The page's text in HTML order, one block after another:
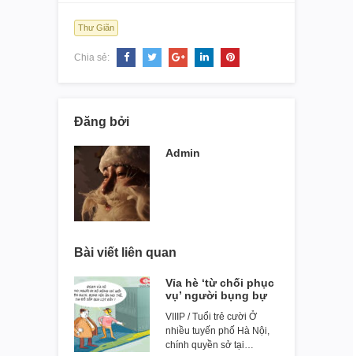
Thư Giãn
Chia sẻ:
Đăng bởi
Admin
Bài viết liên quan
Vỉa hè ‘từ chối phục
vụ’ người bụng bự
VIIIP / Tuổi trẻ cười Ở
nhiều tuyến phố Hà Nội,
chính quyền sở tại…